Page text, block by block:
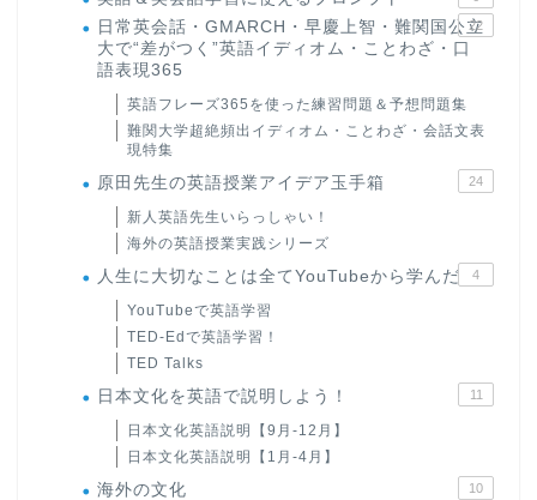
日常英会話・GMARCH・早慶上智・難関国公立
大で“差がつく”英語イディオム・ことわざ・口
語表現365
22
英語フレーズ365を使った練習問題＆予想問題集
難関大学超絶頻出イディオム・ことわざ・会話文表
現特集
原田先生の英語授業アイデア玉手箱 24
新人英語先生いらっしゃい！
海外の英語授業実践シリーズ
人生に大切なことは全てYouTubeから学んだ 4
YouTubeで英語学習
TED-Edで英語学習！
TED Talks
日本文化を英語で説明しよう！ 11
日本文化英語説明【9月-12月】
日本文化英語説明【1月-4月】
海外の文化 10